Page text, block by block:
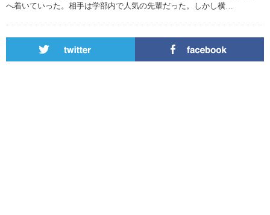
へ着いていった。相手は学部内で人気の先輩だった。しかし横…